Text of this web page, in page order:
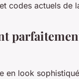
codes actuels de
en look